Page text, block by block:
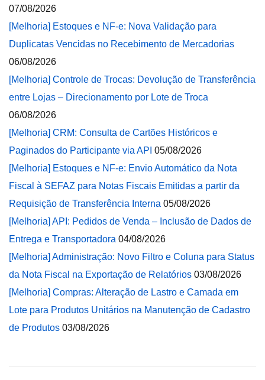
07/08/2026
[Melhoria] Estoques e NF-e: Nova Validação para
Duplicatas Vencidas no Recebimento de Mercadorias
06/08/2026
[Melhoria] Controle de Trocas: Devolução de Transferência
entre Lojas – Direcionamento por Lote de Troca
06/08/2026
[Melhoria] CRM: Consulta de Cartões Históricos e
Paginados do Participante via API 05/08/2026
[Melhoria] Estoques e NF-e: Envio Automático da Nota
Fiscal à SEFAZ para Notas Fiscais Emitidas a partir da
Requisição de Transferência Interna 05/08/2026
[Melhoria] API: Pedidos de Venda – Inclusão de Dados de
Entrega e Transportadora 04/08/2026
[Melhoria] Administração: Novo Filtro e Coluna para Status
da Nota Fiscal na Exportação de Relatórios 03/08/2026
[Melhoria] Compras: Alteração de Lastro e Camada em
Lote para Produtos Unitários na Manutenção de Cadastro
de Produtos 03/08/2026